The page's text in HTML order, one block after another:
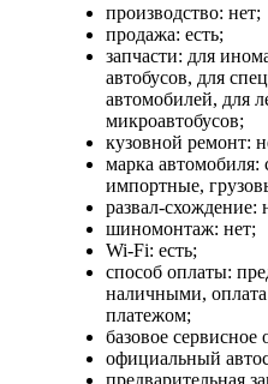
производство: нет;
продажа: есть;
запчасти: для
автобусов, для
автомобилей, для
микроавтобусов;
кузовной ремонт:
марка автомобиля:
импортные,
развал-схождение:
шиномонтаж: нет;
Wi-Fi: есть;
способ оплаты:
наличными,
платежом;
базовое
официальный
предварительная